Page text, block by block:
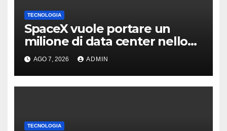
TECNOLOGIA
SpaceX vuole portare un
milione di data center nello
spazio: Nvidia sarà il cervello
AGO 7, 2026 ADMIN
TECNOLOGIA